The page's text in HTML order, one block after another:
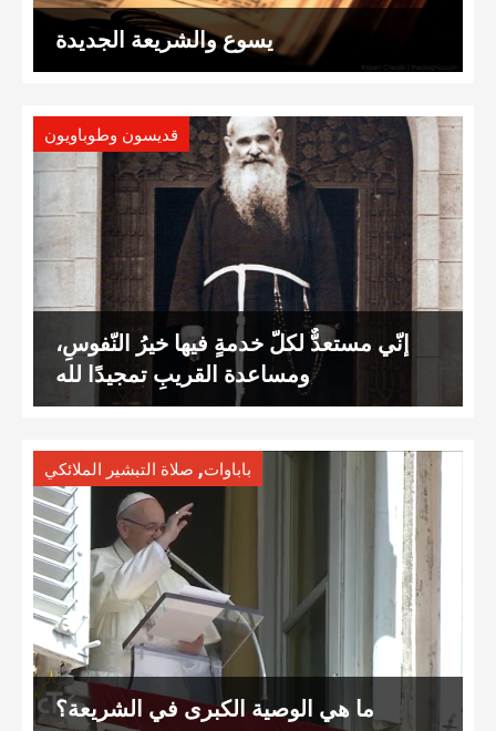
يسوع والشريعة الجديدة
قديسون وطوباويون
إنّي مستعدٌّ لكلّ خدمةٍ فيها خيرُ النّفوسِ،
ومساعدة القريبِ تمجيدًا لله
باباوات, صلاة التبشير الملائكي
ما هي الوصية الكبرى في الشريعة؟